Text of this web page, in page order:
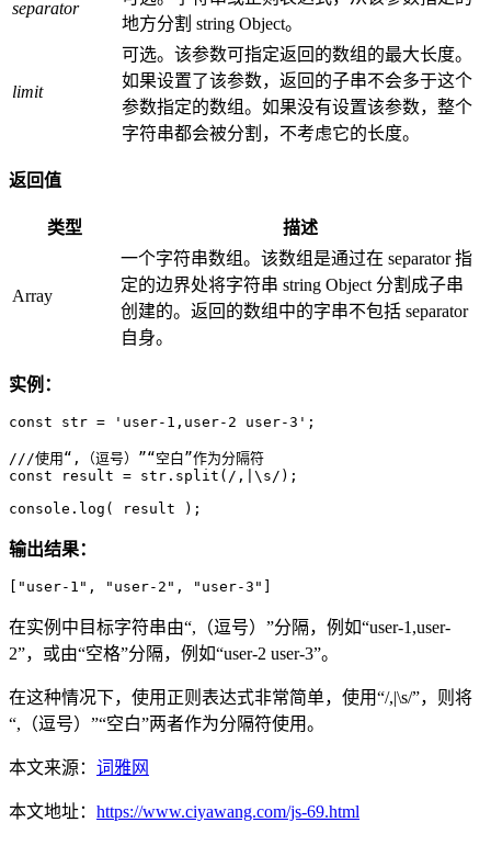
separator
地方分割 string Object。
limit
可选。该参数可指定返回的数组的最大长度。
如果设置了该参数，返回的子串不会多于这个
参数指定的数组。如果没有设置该参数，整个
字符串都会被分割，不考虑它的长度。
返回值
类型 描述
Array
一个字符串数组。该数组是通过在 separator 指
定的边界处将字符串 string Object 分割成子串
创建的。返回的数组中的字串不包括 separator
自身。
实例：
const str = 'user-1,user-2 user-3';
///使用“,（逗号）”“空白”作为分隔符
const result = str.split(/,|\s/);
console.log( result );
输出结果：
["user-1", "user-2", "user-3"]
在实例中目标字符串由“,（逗号）”分隔，例如“user-1,user-
2”，或由“空格”分隔，例如“user-2 user-3”。
在这种情况下，使用正则表达式非常简单，使用“/,|\s/”，则将
“,（逗号）”“空白”两者作为分隔符使用。
本文来源： 词雅网
本文地址： https://www.ciyawang.com/js-69.html